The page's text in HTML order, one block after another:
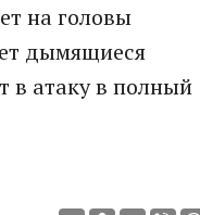
на головы
дымящиеся
в атаку в полный